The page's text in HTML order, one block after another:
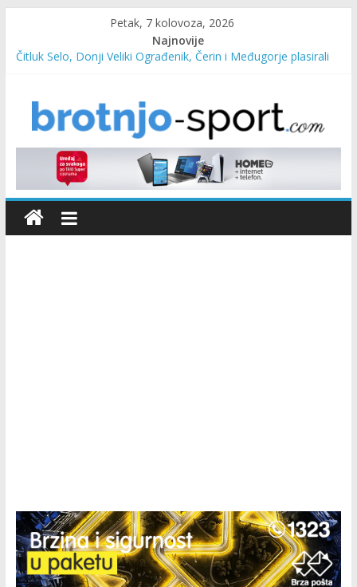
Petak, 7 kolovoza, 2026
Najnovije
Čitluk Selo, Donji Veliki Ograđenik, Čerin i Međugorje plasirali
Marin Čilić napredovao na ATP ljestvici
Poznati polufinalisti MNL MZ općine Čitluk – Brotnjo 2026.
Predsjednica Vlade Marija Buhač, ministar Ivo Bevanda i
načelnik Marin Radišić čestitali organizatoricama na realizaciji
sportsko edukativnog kampa “Izlazi vani”